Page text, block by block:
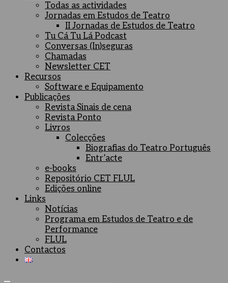
Todas as actividades
Jornadas em Estudos de Teatro
II Jornadas de Estudos de Teatro
Tu Cá Tu Lá Podcast
Conversas (In)seguras
Chamadas
Newsletter CET
Recursos
Software e Equipamento
Publicações
Revista Sinais de cena
Revista Ponto
Livros
Colecções
Biografias do Teatro Português
Entr’acte
e-books
Repositório CET FLUL
Edições online
Links
Notícias
Programa em Estudos de Teatro e de
Performance
FLUL
Contactos